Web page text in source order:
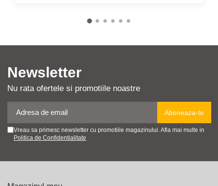
Newsletter
Nu rata ofertele si promotiile noastre
Vreau sa primesc newsletter cu promotiile magazinului. Afla mai multe in
Politica de Confidentialitate